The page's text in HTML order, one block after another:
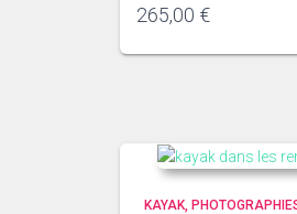
265,00 €
KAYAK